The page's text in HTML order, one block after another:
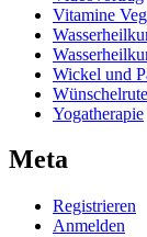
Vitamine
Wickel und
Yogatherapie
Meta
Registrieren
Anmelden